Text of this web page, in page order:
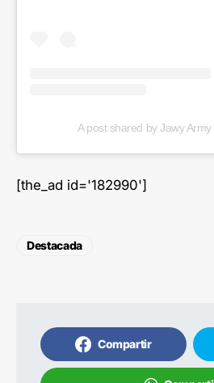
A post shared by Jawy
[the_ad id='182990']
Destacada
Compartir